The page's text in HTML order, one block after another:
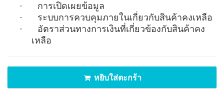
·
การเปิดเผยข้อมูล
·
ระบบการควบคุมภายในเกี่ยวกับสินค้าคงเหลือ
·
อัตราส่วนทางการเงินที่เกี่ยวข้องกับสินค้าคง
เหลือ
หยิบใส่ตะกร้า